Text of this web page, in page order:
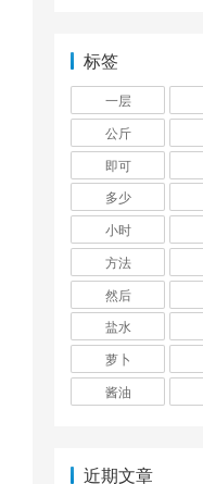
标签
一层
公斤
即可
多少
小时
方法
然后
盐水
萝卜
酱油
近期文章